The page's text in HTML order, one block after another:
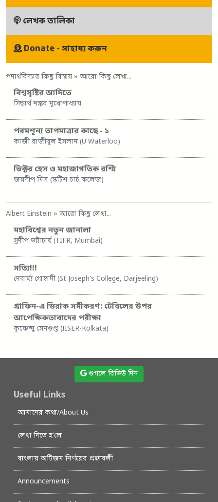
লেখক তালিকা
Donate - সাহায্য করুন
পদার্থবিদ্যার কিছু বিস্ময় » আরো কিছু লেখা...
বিশ্বসৃষ্টির আদিতে
সিদ্ধার্থ শঙ্কর মুখোপাধ্যায়
পরমশূন্য তাপমাত্রার কাছে - ১
কাজী রাজীবুল ইসলাম (U Waterloo)
ভিক্টর হেস ও মহাজাগতিক রশ্মি
জয়দীপ মিত্র (স্কটিশ চার্চ কলেজ)
Albert Einstein » আরো কিছু লেখা...
মহাবিশ্বের নতুন জানালা
সুদীপ ভট্টাচার্য (TIFR, Mumbai)
সত্যি!!!
দেবার্ঘ্য গোস্বামী (St Joseph's College, Darjeeling)
গ্রাফিন-এ ডিরাক সমীকরণ: টেবিলের উপর
আপেক্ষিকতাবাদের পরীক্ষা
কৃষ্ণেন্দু সেনগুপ্ত (IISER-Kolkata)
গুগলে রিভিউ দিন
Useful Links
আমাদের কথা/About Us
লেখা দিতে হ’লে
বাংলায় অটিজম নির্ণয়ের প্রশ্নাবলী
Announcements